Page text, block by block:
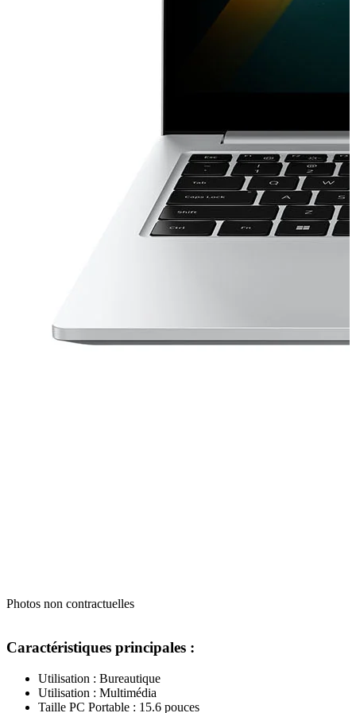
Photos non contractuelles
Caractéristiques principales :
Utilisation : Bureautique
Utilisation : Multimédia
Taille PC Portable : 15.6 pouces